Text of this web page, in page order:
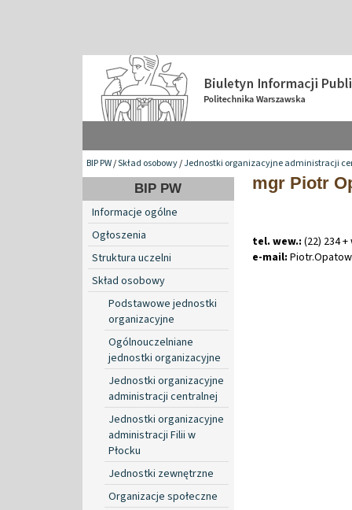
BIP PW/Skład osobowy/Jednostki organizacyjne administracji
BIP PW
Informacje ogólne
Ogłoszenia
Struktura uczelni
Skład osobowy
Podstawowe jednostki
organizacyjne
Ogólnouczelniane
jednostki organizacyjne
Jednostki organizacyjne
administracji centralnej
Jednostki organizacyjne
administracji Filii w
Płocku
Jednostki zewnętrzne
Organizacje społeczne
mgr Piotr
tel. wew.: (22) 234
e-mail: Piotr.